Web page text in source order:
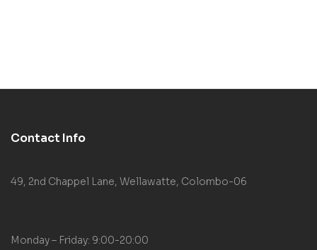
Contact Info
49, 2nd Chappel Lane, Wellawatte, Colombo-06
Monday – Friday: 9:00-20:00